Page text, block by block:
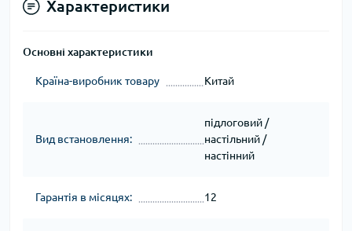
Характеристики
Основні характеристики
Країна-виробник товару Китай
Вид встановлення:
підлоговий /
настільний /
настінний
Гарантія в місяцях: 12